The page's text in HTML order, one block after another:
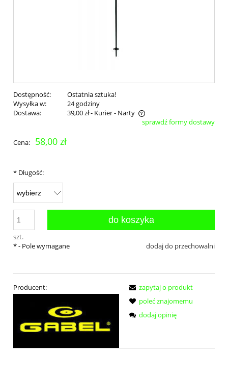
Dostępność:
Ostatnia sztuka!
Wysyłka w:
24 godziny
Dostawa:
39,00 zł- Kurier - Narty
Cena nie zawiera ewentualnych kosztów płatnościsprawdź formy dostawy
Cena: 58,00 zł
* Długość:
szt.
do koszyka
dodaj do przechowalni
*- Pole wymagane
Producent:
zapytaj o produkt
poleć znajomemu
dodaj opinię